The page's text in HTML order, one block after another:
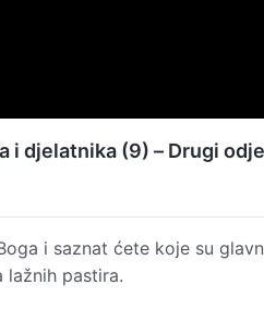
i djelatnika (9) – Drugi
i saznat ćete koje su
pastira.